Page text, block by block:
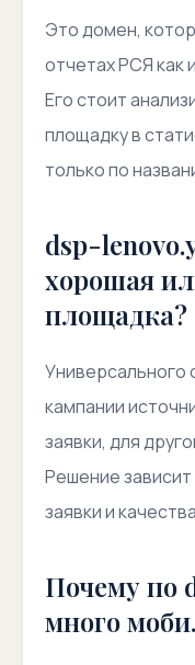
Это домен,
отчетах РСЯ как
Его стоит
площадку в
только по
dsp-
хорошая
площадка?
Универсального
кампании
заявки, для
Решение
заявки и
Почему по
много